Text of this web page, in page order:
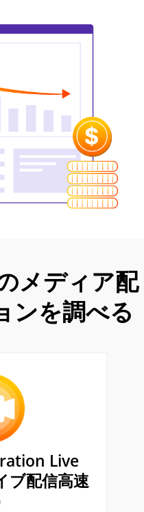
メディア配
ンを調べる
Live
ブ配信高速